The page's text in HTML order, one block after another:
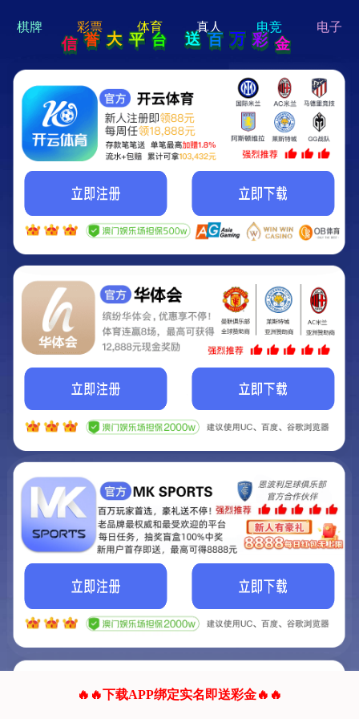
hi 💗
Hey Guys!
我们即将上线啦...
我们的网站正在建设.
它将是非常棒的网站.
联系我们!